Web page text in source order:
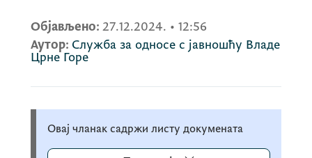
Објављено: 27.12.2024. • 12:56
Аутор: Служба за односе с јавношћу Владе
Црне Горе
Овај чланак садржи листу докумената